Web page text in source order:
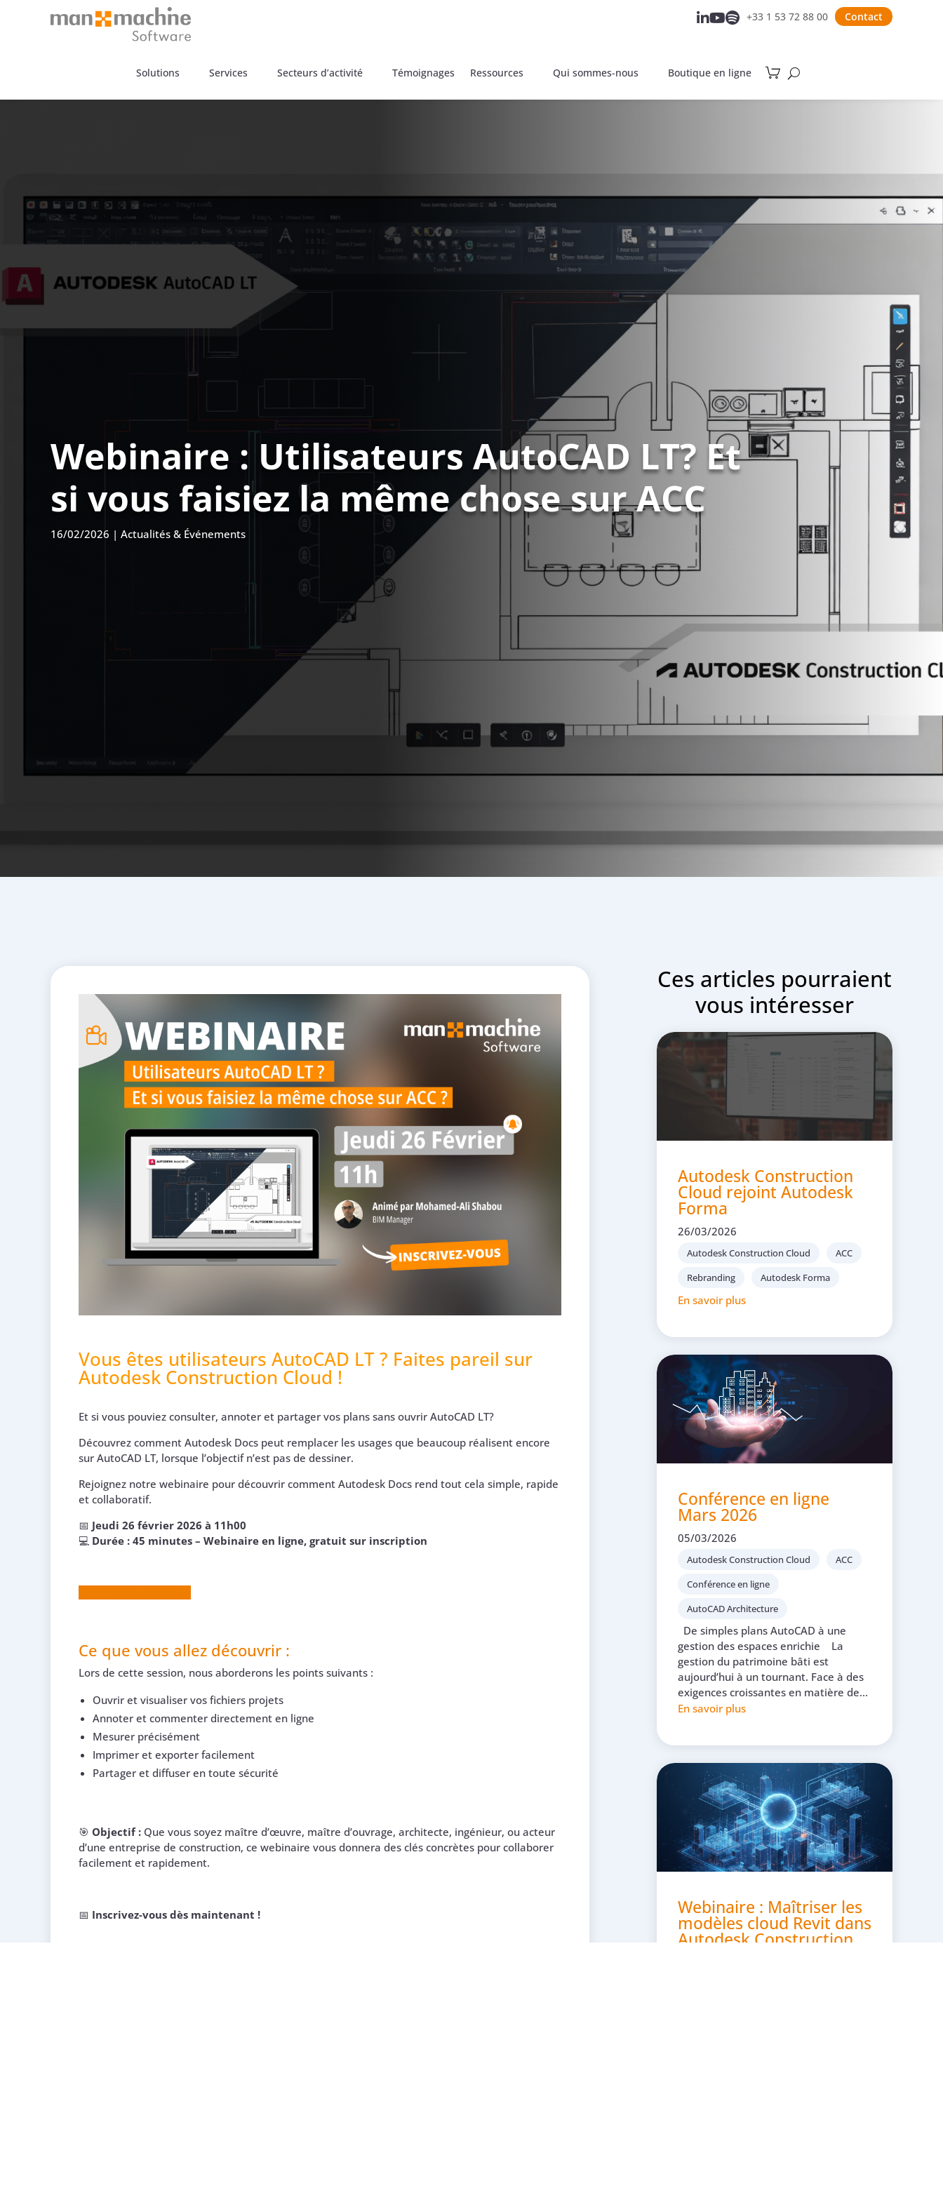
 +33 1 53 72 88 00 Contact
Solutions Services Secteurs d’activité Témoignages Ressources Qui sommes-nous Boutique en ligne
Webinaire : Utilisateurs AutoCAD LT? Et
si vous faisiez la même chose sur ACC
16/02/2026 | Actualités & Événements
Vous êtes utilisateurs AutoCAD LT ? Faites pareil sur
Autodesk Construction Cloud !
Et si vous pouviez consulter, annoter et partager vos plans sans ouvrir AutoCAD LT?
Découvrez comment Autodesk Docs peut remplacer les usages que beaucoup réalisent encore
sur AutoCAD LT, lorsque l’objectif n’est pas de dessiner.
Rejoignez notre webinaire pour découvrir comment Autodesk Docs rend tout cela simple, rapide
et collaboratif.
📅 Jeudi 26 février 2026 à 11h00
💻 Durée : 45 minutes – Webinaire en ligne, gratuit sur inscription
Ce que vous allez découvrir :
Lors de cette session, nous aborderons les points suivants :
Ouvrir et visualiser vos fichiers projets
Annoter et commenter directement en ligne
Mesurer précisément
Imprimer et exporter facilement
Partager et diffuser en toute sécurité
🎯 Objectif : Que vous soyez maître d’œuvre, maître d’ouvrage, architecte, ingénieur, ou acteur
d’une entreprise de construction, ce webinaire vous donnera des clés concrètes pour collaborer
facilement et rapidement.
📅 Inscrivez-vous dès maintenant !
Ces articles pourraient
vous intéresser
Autodesk Construction
Cloud rejoint Autodesk
Forma
26/03/2026
Autodesk Construction Cloud
ACC
Rebranding
Autodesk Forma
En savoir plus
Conférence en ligne
Mars 2026
05/03/2026
Autodesk Construction Cloud
ACC
Conférence en ligne
AutoCAD Architecture
De simples plans AutoCAD à une
gestion des espaces enrichie La
gestion du patrimoine bâti est
aujourd’hui à un tournant. Face à des
exigences croissantes en matière de...
En savoir plus
Webinaire : Maîtriser les
modèles cloud Revit dans
Autodesk Construction